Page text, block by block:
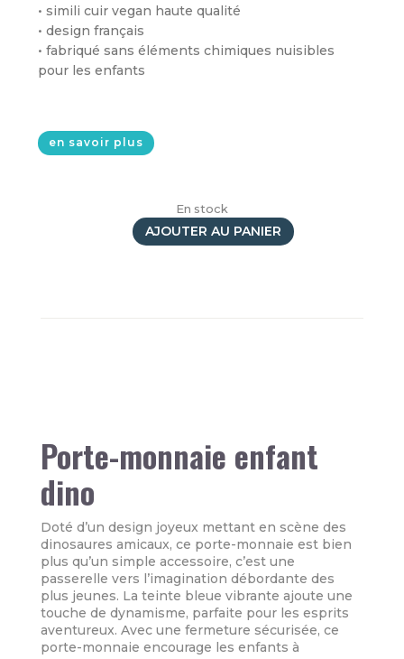
• simili cuir vegan haute qualité
• design français
• fabriqué sans éléments chimiques nuisibles
pour les enfants
en savoir plus
En stock
quantitéAJOUTER AU PANIER
Porte-monnaie enfant
dino
Doté d’un design joyeux mettant en scène des
dinosaures amicaux, ce porte-monnaie est bien
plus qu’un simple accessoire, c’est une
passerelle vers l’imagination débordante des
plus jeunes. La teinte bleue vibrante ajoute une
touche de dynamisme, parfaite pour les esprits
aventureux. Avec une fermeture sécurisée, ce
porte-monnaie encourage les enfants à